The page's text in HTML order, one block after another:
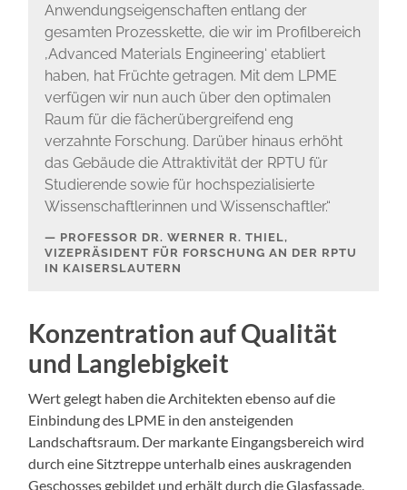
Anwendungseigenschaften entlang der
gesamten Prozesskette, die wir im Profilbereich
‚Advanced Materials Engineering‘ etabliert
haben, hat Früchte getragen. Mit dem LPME
verfügen wir nun auch über den optimalen
Raum für die fächerübergreifend eng
verzahnte Forschung. Darüber hinaus erhöht
das Gebäude die Attraktivität der RPTU für
Studierende sowie für hochspezialisierte
Wissenschaftlerinnen und Wissenschaftler.“
PROFESSOR DR. WERNER R. THIEL,
VIZEPRÄSIDENT FÜR FORSCHUNG AN DER RPTU
IN KAISERSLAUTERN
Konzentration auf Qualität
und Langlebigkeit
Wert gelegt haben die Architekten ebenso auf die
Einbindung des LPME in den ansteigenden
Landschaftsraum. Der markante Eingangsbereich wird
durch eine Sitztreppe unterhalb eines auskragenden
Geschosses gebildet und erhält durch die Glasfassade,